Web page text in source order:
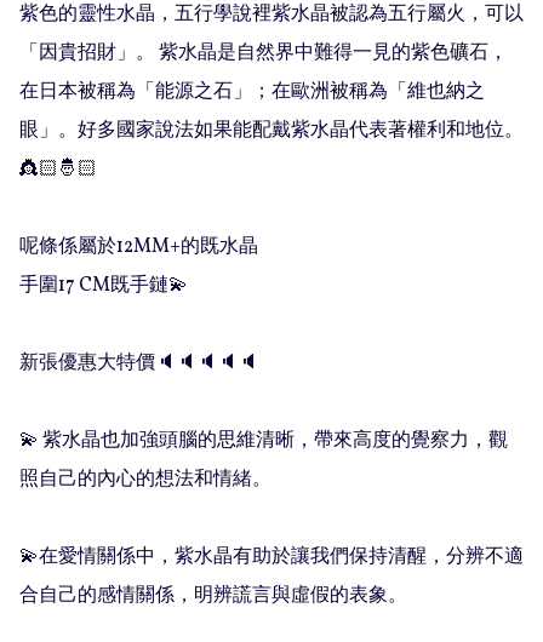
紫色的靈性水晶，五行學說裡紫水晶被認為五行屬火，可以
「因貴招財」。 紫水晶是自然界中難得一見的紫色礦石，
在日本被稱為「能源之石」；在歐洲被稱為「維也納之
眼」。好多國家說法如果能配戴紫水晶代表著權利和地位。
👸🏻🤴🏻
呢條係屬於12MM+的既水晶
手圍17 CM既手鏈💫
新張優惠大特價🔈🔈🔈🔈🔈
💫 紫水晶也加強頭腦的思維清晰，帶來高度的覺察力，觀
照自己的內心的想法和情緒。
💫在愛情關係中，紫水晶有助於讓我們保持清醒，分辨不適
合自己的感情關係，明辨謊言與虛假的表象。